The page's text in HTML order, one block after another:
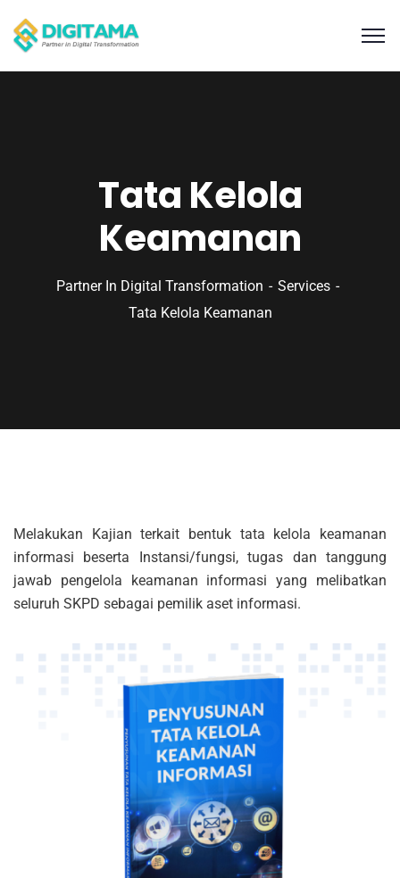
Tata Kelola
Keamanan
Partner In Digital Transformation
Services
Tata Kelola Keamanan
Melakukan Kajian terkait bentuk tata kelola keamanan
informasi beserta Instansi/fungsi, tugas dan tanggung
jawab pengelola keamanan informasi yang melibatkan
seluruh SKPD sebagai pemilik aset informasi.